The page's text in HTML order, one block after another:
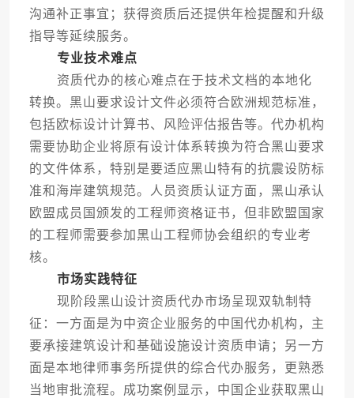
沟通补正事宜；获得资质后还提供年检提醒和升级
指导等延续服务。
专业技术难点
资质代办的核心难点在于技术文档的本地化
转换。黑山要求设计文件必须符合欧洲规范标准，
包括欧标设计计算书、风险评估报告等。代办机构
需要协助企业将原有设计体系转换为符合黑山要求
的文件体系，特别是要适应黑山特有的抗震设防标
准和海岸建筑规范。人员资质认证方面，黑山承认
欧盟成员国颁发的工程师资格证书，但非欧盟国家
的工程师需要参加黑山工程师协会组织的专业考
核。
市场实践特征
现阶段黑山设计资质代办市场呈现双轨制特
征：一方面是为中资企业服务的中国代办机构，主
要承接建筑设计和基础设施设计资质申请；另一方
面是本地律师事务所提供的综合代办服务，更熟悉
当地审批流程。成功案例显示，中国企业获取黑山